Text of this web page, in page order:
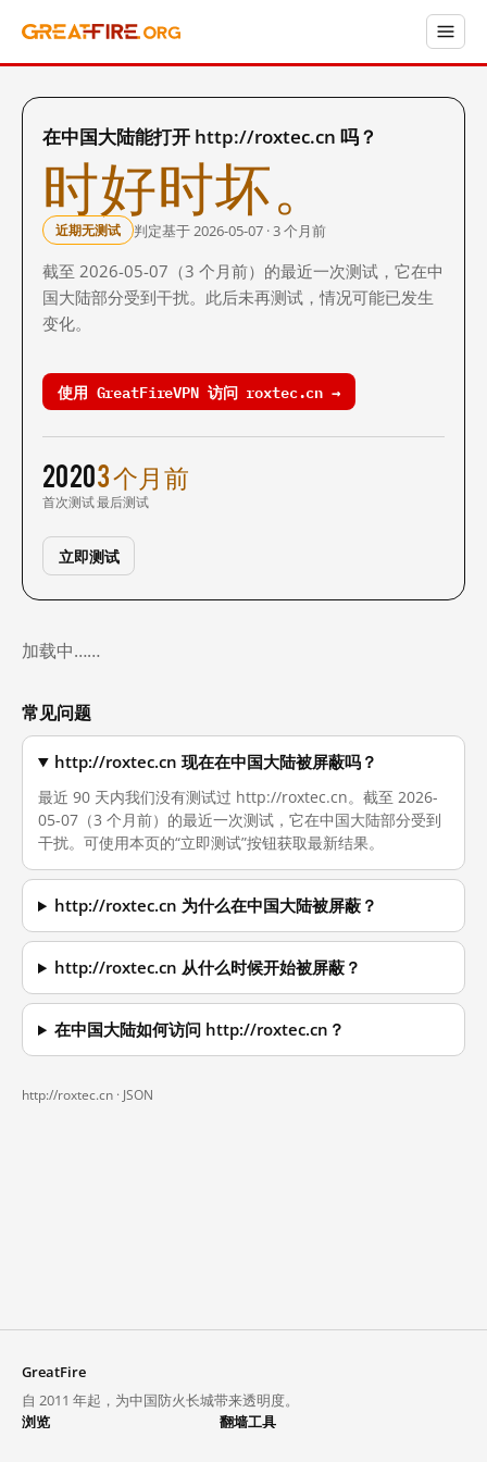
在中国大陆能打开 http://roxtec.cn 吗？
时好时坏。
近期无测试 判定基于 2026-05-07 · 3 个月前
截至 2026-05-07（3 个月前）的最近一次测试，它在中
国大陆部分受到干扰。此后未再测试，情况可能已发生
变化。
使用 GreatFireVPN 访问 roxtec.cn →
2020
首次测试
3 个月前
最后测试
立即测试
加载中……
常见问题
http://roxtec.cn 现在在中国大陆被屏蔽吗？
最近 90 天内我们没有测试过 http://roxtec.cn。截至 2026-
05-07（3 个月前）的最近一次测试，它在中国大陆部分受到
干扰。可使用本页的“立即测试”按钮获取最新结果。
http://roxtec.cn 为什么在中国大陆被屏蔽？
http://roxtec.cn 从什么时候开始被屏蔽？
在中国大陆如何访问 http://roxtec.cn？
http://roxtec.cn · JSON
GreatFire
自 2011 年起，为中国防火长城带来透明度。
浏览
翻墙工具